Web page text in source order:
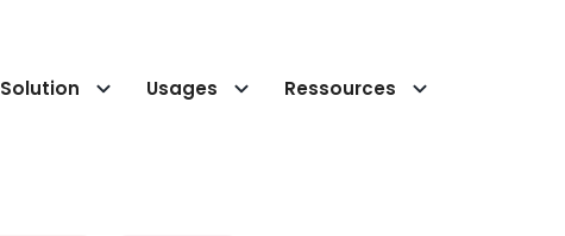
Solution Usages Ressources